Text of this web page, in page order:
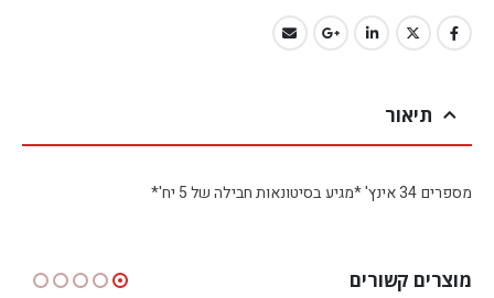
תיאור
מספרים 34 אינץ' *מגיע בסיטונאות חבילה של 5 יח'*
מוצרים קשורים